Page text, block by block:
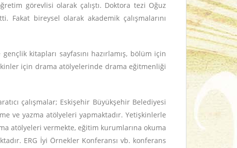
görevlisi olarak çalıştı. Doktora tezi Oğuz
bireysel olarak akademik çalışmalarını
kitapları sayfasını hazırlamış, bölüm için
için drama atölyelerinde drama eğitmenliği
çalışmalar; Eskişehir Büyükşehir Belediyesi
ve yazma atölyeleri yapmaktadır. Yetişkinlerle
atölyeleri vermekte, eğitim kurumlarına okuma
ERG İyi Örnekler Konferansı vb. konferans